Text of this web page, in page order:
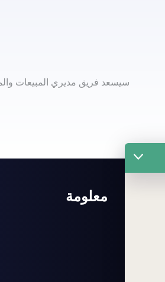
سيسعد فريق مديري المبيعات
معلومة